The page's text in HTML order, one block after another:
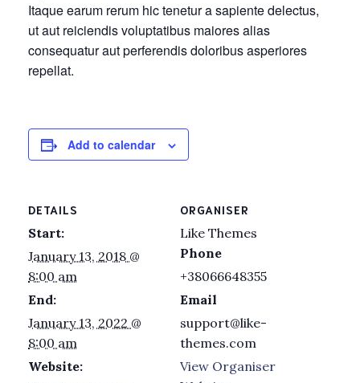
Itaque earum rerum hic tenetur a sapiente delectus,
ut aut reiciendis voluptatibus maiores alias
consequatur aut perferendis doloribus asperiores
repellat.
Add to calendar
DETAILS
Start:
January 13, 2018 @
8:00 am
End:
January 13, 2022 @
8:00 am
Website:
ORGANISER
Like Themes
Phone
+38066648355
Email
support@like-
themes.com
View Organiser